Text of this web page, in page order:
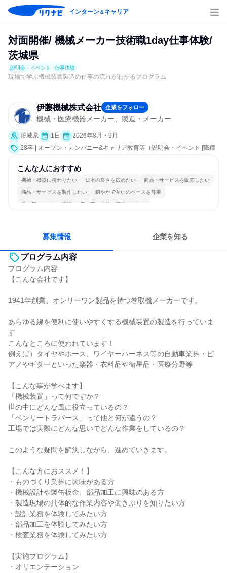
インターン＆キャリア
対面開催/ 機械メーカー技術職1day仕事体験/
茨城県
説明会・イベント 仕事体験
現場で学ぶ機械装置製造の仕事の流れがわかるプログラム
伊藤機械株式会社 企業をフォロー
機械・医療機器メーカー、製造・メーカー
茨城県 1日
2026年8月・9月
28卒 | オープン・カンパニー&キャリア教育等（説明会・イベント [職種
究]、仕事体験）
こんな人におすすめ
機械・機器に携わりたい 日本の良さを広めたい 商品・サービスを販売したい
商品・サービスを製作したい 穏やかで互いのペースを尊重
常に新しいものに挑戦 長く同じ会社に居続けられる
募集情報 企業を知る
プログラム内容
プログラム内容
【こんな会社です】
1941年創業、オンリーワン製品を持つ巻取機メーカーです。
あらゆる線を便利に使いやすくする機械装置の製造を行っていま
す
こんなところに使われています！
例えば）タイヤやホース、ワイヤーハーネス等の自動車業界・ピ
アノやギターといった楽器・衣料品や衛星品・医療分野等
【こんな事が学べます】
「機械装置」って何ですか？
世の中にどんな風に役立っているの？
「ベンリートラバース」って他と何が違うの？
工場では実際にどんな思いでどんな作業をしているの？
このような疑問を解決しながら、進めていきます。
【こんな方におススメ！】
・ものづくり業界に興味がある方
・機械設計や製缶板金、部品加工に興味のある方
・製造現場の具体的な作業内容や働きぶりを知りたい方
・設計業務を体験してみたい方
・部品加工を体験してみたい方
・検査業務を体験してみたい方
【実施プログラム】
・オリエンテーション